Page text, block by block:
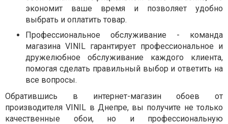
экономит ваше время и позволяет удобно
выбрать и оплатить товар.
Профессиональное обслуживание - команда
магазина VINIL гарантирует профессиональное и
дружелюбное обслуживание каждого клиента,
помогая сделать правильный выбор и ответить на
все вопросы.
Обратившись в интернет-магазин обоев от
производителя VINIL в Днепре, вы получите не только
качественные обои, но и профессиональную